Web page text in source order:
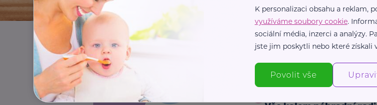
Další články
K personalizaci obsahu a reklam,
využíváme soubory cookie.
sociální média, inzerci a analýzy.
jste jim poskytli nebo které získali
Povolit vše